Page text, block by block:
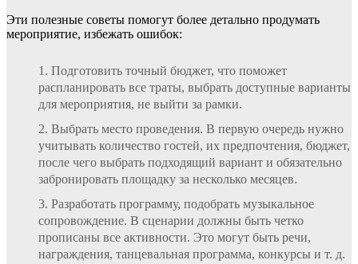
Эти полезные советы помогут более детально продумать
мероприятие, избежать ошибок:
Подготовить точный бюджет, что поможет
распланировать все траты, выбрать доступные варианты
для мероприятия, не выйти за рамки.
Выбрать место проведения. В первую очередь нужно
учитывать количество гостей, их предпочтения, бюджет,
после чего выбрать подходящий вариант и обязательно
забронировать площадку за несколько месяцев.
Разработать программу, подобрать музыкальное
сопровождение. В сценарии должны быть четко
прописаны все активности. Это могут быть речи,
награждения, танцевальная программа, конкурсы и т. д.